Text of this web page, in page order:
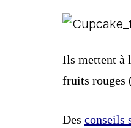
Ils mettent à
fruits rouges
Des conseils